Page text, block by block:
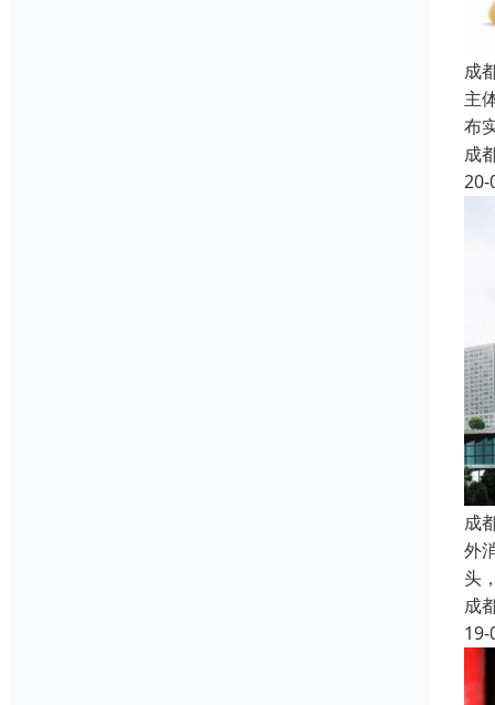
成
主
布
成
20-
成
外
头
成
19-